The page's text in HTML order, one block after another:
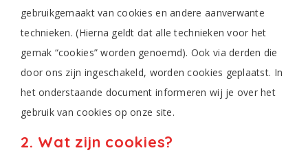
gebruikgemaakt van cookies en andere aanverwante
technieken. (Hierna geldt dat alle technieken voor het
gemak “cookies” worden genoemd). Ook via derden die
door ons zijn ingeschakeld, worden cookies geplaatst. In
het onderstaande document informeren wij je over het
gebruik van cookies op onze site.
2. Wat zijn cookies?